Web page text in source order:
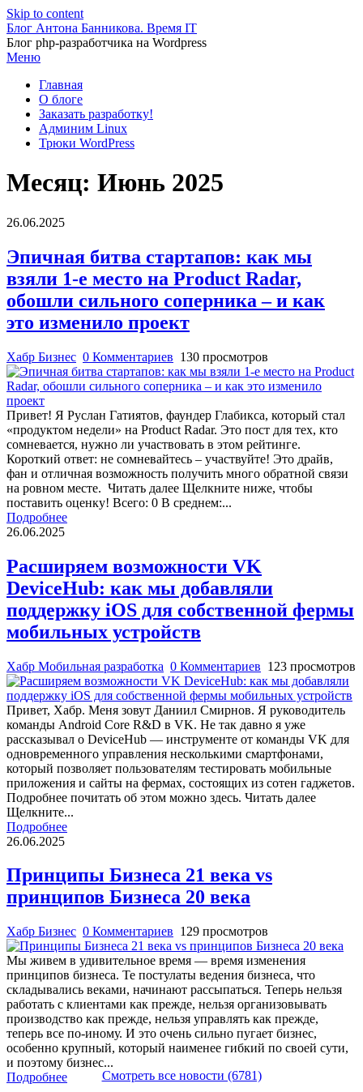
Skip to content
Блог Антона Банникова. Время IT
Блог php-разработчика на Wordpress
Меню
Главная
О блоге
Заказать разработку!
Админим Linux
Трюки WordPress
Месяц: Июнь 2025
26.06.2025
Эпичная битва стартапов: как мы
взяли 1-е место на Product Radar,
обошли сильного соперника – и как
это изменило проект
Хабр Бизнес 0 Комментариев 130 просмотров
Привет! Я Руслан Гатиятов, фаундер Глабикса, который стал
«продуктом недели» на Product Radar. Это пост для тех, кто
сомневается, нужно ли участвовать в этом рейтинге.
Короткий ответ: не сомневайтесь – участвуйте! Это драйв,
фан и отличная возможность получить много обратной связи
на ровном месте. Читать далее Щелкните ниже, чтобы
поставить оценку! Всего: 0 В среднем:...
Подробнее
26.06.2025
Расширяем возможности VK
DeviceHub: как мы добавляли
поддержку iOS для собственной фермы
мобильных устройств
Хабр Мобильная разработка 0 Комментариев 123 просмотров
Привет, Хабр. Меня зовут Даниил Смирнов. Я руководитель
команды Android Core R&D в VK. Не так давно я уже
рассказывал о DeviceHub — инструменте от команды VK для
одновременного управления несколькими смартфонами,
который позволяет пользователям тестировать мобильные
приложения и сайты на фермах, состоящих из сотен гаджетов.
Подробнее почитать об этом можно здесь. Читать далее
Щелкните...
Подробнее
26.06.2025
Принципы Бизнеса 21 века vs
принципов Бизнеса 20 века
Хабр Бизнес 0 Комментариев 129 просмотров
Мы живем в удивительное время — время изменения
принципов бизнеса. Те постулаты ведения бизнеса, что
складывались веками, начинают рассыпаться. Теперь нельзя
работать с клиентами как прежде, нельзя организовывать
производство как прежде, нельзя управлять как прежде,
теперь все по-иному. И это очень сильно пугает бизнес,
особенно крупный, который наименее гибкий по своей сути,
и поэтому бизнес...
Подробнее
Смотреть все новости (6781)